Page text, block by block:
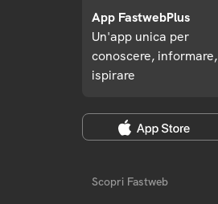
App FastwebPlus
Un'app unica per
conoscere, informare,
ispirare
Scopri Fastweb